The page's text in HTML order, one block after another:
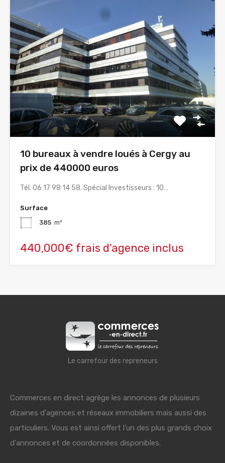
10 bureaux à vendre loués à Cergy au
prix de 440000 euros
Tél. 06 17 98 14 58. Spécial Investisseurs : 10…
Surface
385 m²
440,000€ frais d'agence inclus
Le carrefour des repreneurs
Commerces en direct agrège les annonces de plusieurs
dizaines d'agences et réseaux immobiliers mais aussi des
particuliers. Vous est ainsi offert l'un des plus grands choix
d'annonces et de coordonnées disponibles.